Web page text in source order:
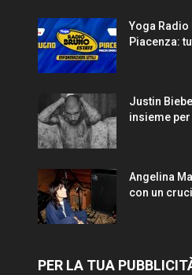
Yoga Radio
Piacenza:
Justin
insieme per
Angelina
con un
PER LA TUA